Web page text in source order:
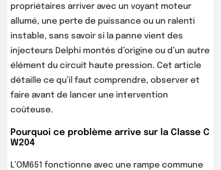
propriétaires arriver avec un voyant moteur
allumé, une perte de puissance ou un ralenti
instable, sans savoir si la panne vient des
injecteurs Delphi montés d’origine ou d’un autre
élément du circuit haute pression. Cet article
détaille ce qu’il faut comprendre, observer et
faire avant de lancer une intervention
coûteuse.
Pourquoi ce problème arrive sur la Classe C
W204
L’OM651 fonctionne avec une rampe commune